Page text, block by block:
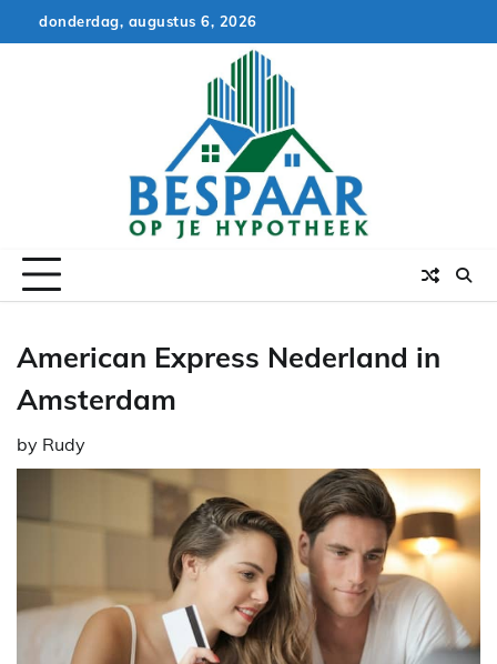
to
donderdag, augustus 6, 2026
American Express Nederland in
Amsterdam
by Rudy